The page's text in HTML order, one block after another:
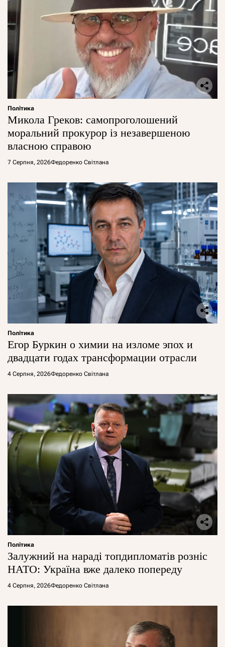
Політика
Микола Греков: самопроголошений
моральний прокурор із незавершеною
власною справою
7 Серпня, 2026Федоренко Світлана
Політика
Егор Буркин о химии на изломе эпох и
двадцати годах трансформации отрасли
4 Серпня, 2026Федоренко Світлана
Політика
Залужний на нараді топдипломатів розніс
НАТО: Україна вже далеко попереду
4 Серпня, 2026Федоренко Світлана